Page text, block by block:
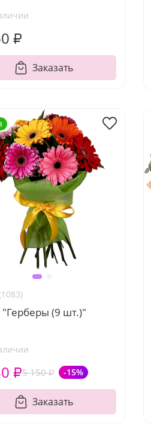
₽
Заказать
"Герберы (9 шт.)"
5 150 ₽ -15%
₽
Заказать